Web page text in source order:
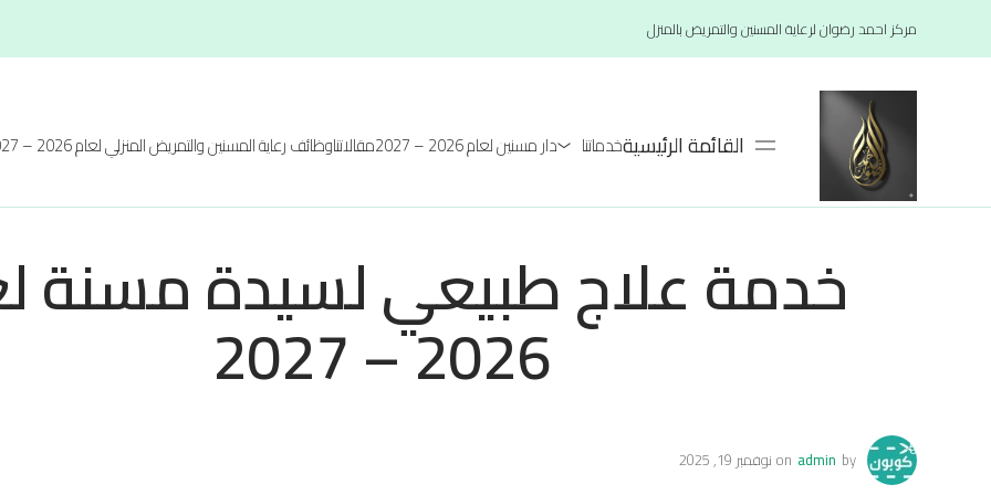
مركز احمد رضوان لرعاية المسنين والتمريض بالمنزل
القائمة الرئيسيةخدماتنا دار مسنين لعام 2026 – 2027 مقالاتناوظائف رعاية المسنين والتمريض المنزلي لعام 2026 – 2027
خدمة علاج طبيعي لسيدة مسنة
2026 – 2027
by
admin
on نوفمبر 19, 2025